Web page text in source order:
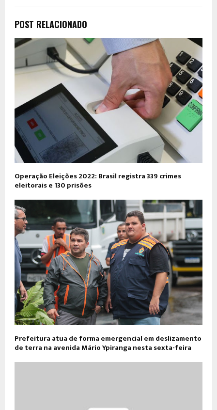
POST RELACIONADO
Operação Eleições 2022: Brasil registra 339 crimes
eleitorais e 130 prisões
Prefeitura atua de forma emergencial em deslizamento
de terra na avenida Mário Ypiranga nesta sexta-feira